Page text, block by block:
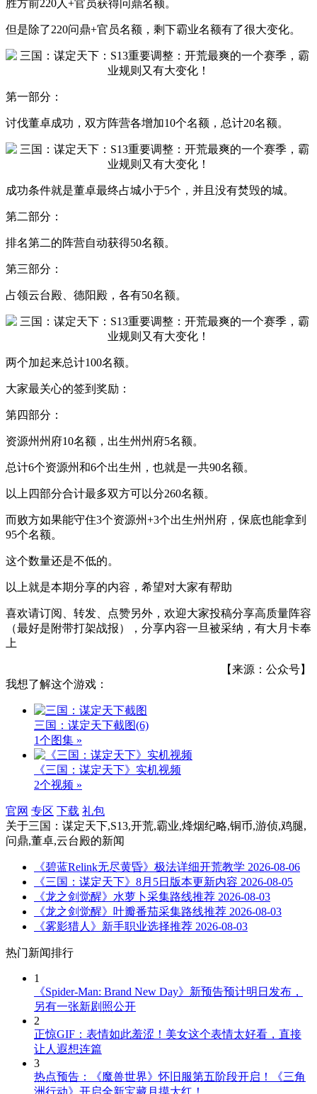
胜方前220人+官员获得问鼎名额。
但是除了220问鼎+官员名额，剩下霸业名额有了很大变化。
第一部分：
讨伐董卓成功，双方阵营各增加10个名额，总计20名额。
成功条件就是董卓最终占城小于5个，并且没有焚毁的城。
第二部分：
排名第二的阵营自动获得50名额。
第三部分：
占领云台殿、德阳殿，各有50名额。
两个加起来总计100名额。
大家最关心的签到奖励：
第四部分：
资源州州府10名额，出生州州府5名额。
总计6个资源州和6个出生州，也就是一共90名额。
以上四部分合计最多双方可以分260名额。
而败方如果能守住3个资源州+3个出生州州府，保底也能拿到
95个名额。
这个数量还是不低的。
以上就是本期分享的内容，希望对大家有帮助
喜欢请订阅、转发、点赞另外，欢迎大家投稿分享高质量阵容
（最好是附带打架战报），分享内容一旦被采纳，有大月卡奉
上
【来源：公众号】
我想了解这个游戏：
三国：谋定天下截图(6)
1个图集 »
《三国：谋定天下》实机视频
2个视频 »
官网 专区 下载 礼包
关于三国：谋定天下,S13,开荒,霸业,烽烟纪略,铜币,游侦,鸡腿,
问鼎,董卓,云台殿的新闻
《碧蓝Relink无尽黄昏》极法详细开荒教学 2026-08-06
《三国：谋定天下》8月5日版本更新内容 2026-08-05
《龙之剑觉醒》水萝卜采集路线推荐 2026-08-03
《龙之剑觉醒》叶瓣番茄采集路线推荐 2026-08-03
《雾影猎人》新手职业选择推荐 2026-08-03
热门新闻排行
1
《Spider-Man: Brand New Day》新预告预计明日发布，
另有一张新剧照公开
2
正惊GIF：表情如此羞涩！美女这个表情太好看，直接
让人遐想连篇
3
热点预告：《魔兽世界》怀旧服第五阶段开启！《三角
洲行动》开启全新宝藏月摸大红！